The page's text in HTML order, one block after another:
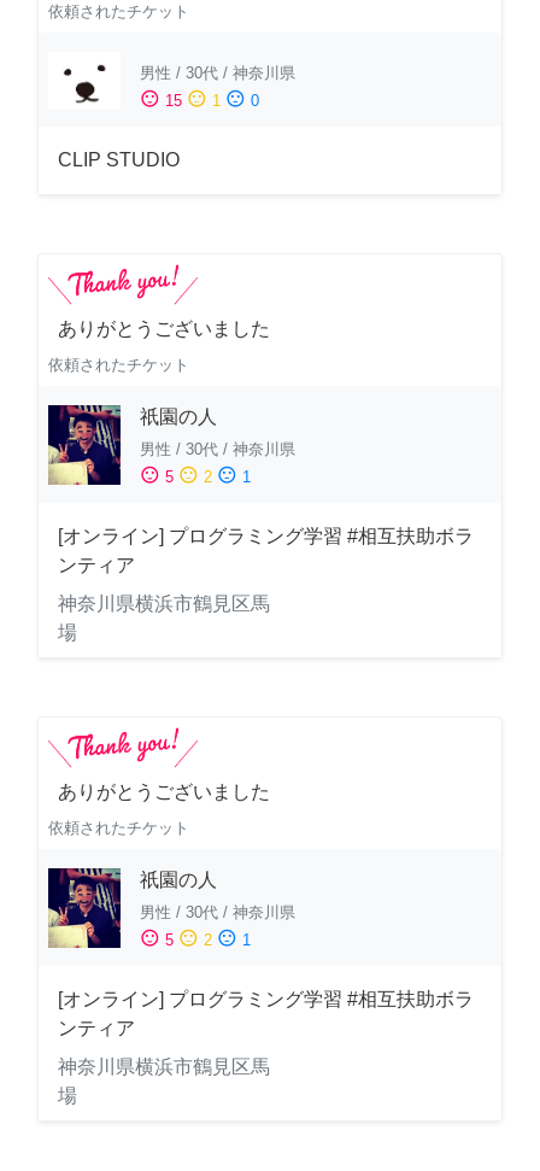
依頼されたチケット
男性 / 30代 / 神奈川県
sentiment_satisfied 15 sentiment_neutral 1 sentiment_dissatisfied 0
CLIP STUDIO
ありがとうございました
依頼されたチケット
祇園の人
男性 / 30代 / 神奈川県
sentiment_satisfied 5 sentiment_neutral 2 sentiment_dissatisfied 1
[オンライン] プログラミング学習 #相互扶助ボラ
ンティア
神奈川県横浜市鶴見区馬
場
ありがとうございました
依頼されたチケット
祇園の人
男性 / 30代 / 神奈川県
sentiment_satisfied 5 sentiment_neutral 2 sentiment_dissatisfied 1
[オンライン] プログラミング学習 #相互扶助ボラ
ンティア
神奈川県横浜市鶴見区馬
場